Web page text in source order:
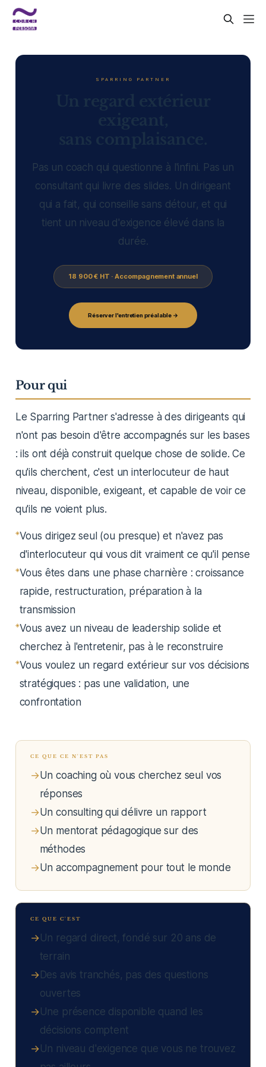
SPARRING PARTNER
Pas un coach qui questionne à l'infini. Pas un
consultant qui livre des slides. Un dirigeant
qui a fait, qui conseille sans détour, et qui
tient un niveau d'exigence élevé dans la
durée.
18 900 € HT · Accompagnement annuel
Réserver l'entretien préalable →
Pour qui
Le Sparring Partner s'adresse à des dirigeants qui
n'ont pas besoin d'être accompagnés sur les bases
: ils ont déjà construit quelque chose de solide. Ce
qu'ils cherchent, c'est un interlocuteur de haut
niveau, disponible, exigeant, et capable de voir ce
qu'ils ne voient plus.
Vous dirigez seul (ou presque) et n'avez pas
d'interlocuteur qui vous dit vraiment ce qu'il pense
Vous êtes dans une phase charnière : croissance
rapide, restructuration, préparation à la
transmission
Vous avez un niveau de leadership solide et
cherchez à l'entretenir, pas à le reconstruire
Vous voulez un regard extérieur sur vos décisions
stratégiques : pas une validation, une
confrontation
CE QUE CE N'EST PAS
Un coaching où vous cherchez seul vos
réponses
Un consulting qui délivre un rapport
Un mentorat pédagogique sur des
méthodes
Un accompagnement pour tout le monde
CE QUE C'EST
Un regard direct, fondé sur 20 ans de
terrain
Des avis tranchés, pas des questions
ouvertes
Une présence disponible quand les
décisions comptent
Un niveau d'exigence que vous ne trouvez